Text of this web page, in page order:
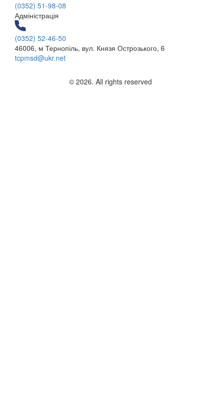
(0352) 51-98-08
Адміністрація
(0352) 52-46-50
46006, м Тернопіль, вул. Князя Острозького, 6
tcpmsd@ukr.net
© 2026. All rights reserved